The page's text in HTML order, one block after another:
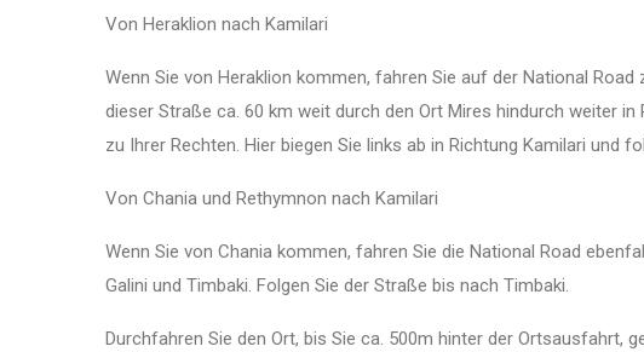
Von Heraklion nach Kamilari
Wenn Sie von Heraklion kommen, fahren Sie auf der National
dieser Straße ca. 60 km weit durch den Ort Mires hindurch weiter
zu Ihrer Rechten. Hier biegen Sie links ab in Richtung Kamilari und
Von Chania und Rethymnon nach Kamilari
Wenn Sie von Chania kommen, fahren Sie die National Road
Galini und Timbaki. Folgen Sie der Straße bis nach Timbaki.
Durchfahren Sie den Ort, bis Sie ca. 500m hinter der Ortsausfahrt,